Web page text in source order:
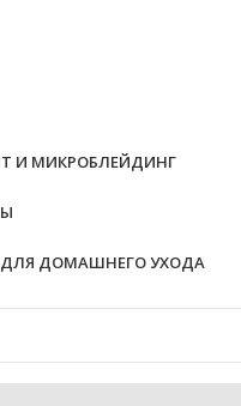
И МИКРОБЛЕЙДИНГ
ДОМАШНЕГО УХОДА